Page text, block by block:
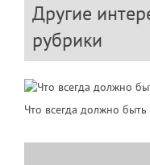
Другие
рубрики
Что всегда должно